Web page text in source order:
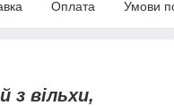
Оплата Умови
з вільхи,